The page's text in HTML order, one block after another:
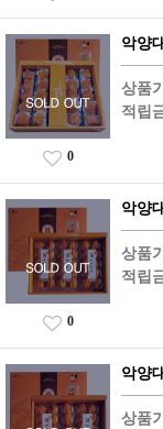
악양
상품
적립
0
악양
상품
적립
0
악양
상품